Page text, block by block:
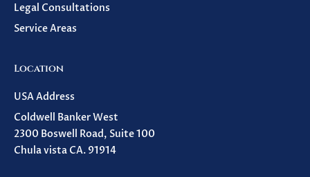
Legal Consultations
Service Areas
Location
USA Address
Coldwell Banker West
2300 Boswell Road, Suite 100
Chula vista CA. 91914